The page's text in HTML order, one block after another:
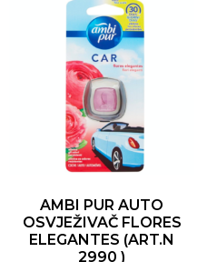
AMBI PUR AUTO
OSVJEŽIVAČ FLORES
ELEGANTES (ART.N
2990 )